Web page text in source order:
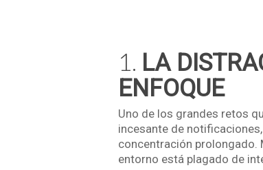
1. LA
ENFOQUE
Uno de los grandes retos
incesante de
concentración prolongado.
entorno está plagado de